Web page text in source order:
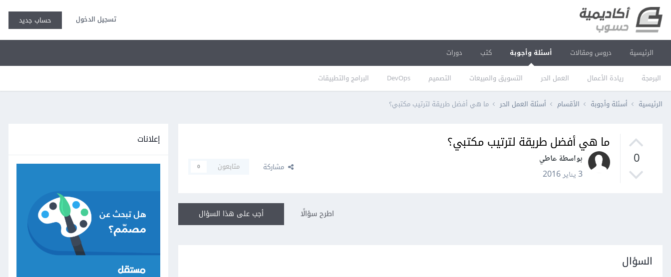
تسجيل الدخول حساب جديد
الرئيسية دروس ومقالات أسئلة وأجوبة
البرمجة ريادة الأعمال العمل الحر التسويق والمبيعات التصميم DevOps البرامج والتطبيقات
كتب دورات
الرئيسية أسئلة وأجوبة الأقسام أسئلة العمل الحر ما هي أفضل طريقة لترتيب مكتبي؟
0
ما هي أفضل طريقة لترتيب مكتبي؟
بواسطة عاطي
3 يناير 2016
مشاركة متابعون 0
أجب على هذا السؤال اطرح سؤالًا
السؤال
إعلانات